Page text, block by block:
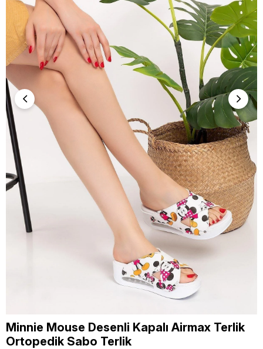
Minnie Mouse Desenli Kapalı Airmax Terlik
Ortopedik Sabo Terlik